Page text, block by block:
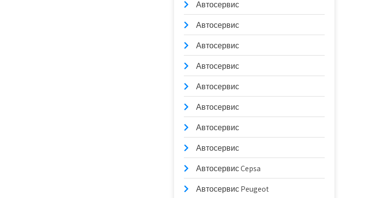
Автосервис
Автосервис
Автосервис
Автосервис
Автосервис
Автосервис
Автосервис
Автосервис
Автосервис Cepsa
Автосервис Peugeot